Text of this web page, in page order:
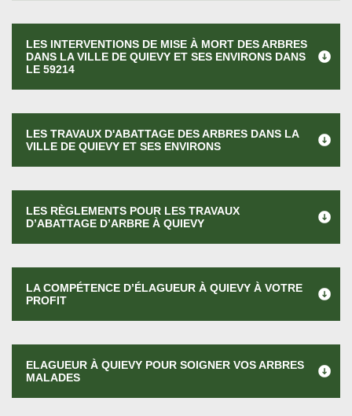
LES INTERVENTIONS DE MISE À MORT DES ARBRES
DANS LA VILLE DE QUIEVY ET SES ENVIRONS DANS
LE 59214
LES TRAVAUX D'ABATTAGE DES ARBRES DANS LA
VILLE DE QUIEVY ET SES ENVIRONS
LES RÈGLEMENTS POUR LES TRAVAUX
D’ABATTAGE D’ARBRE À QUIEVY
LA COMPÉTENCE D’ÉLAGUEUR À QUIEVY À VOTRE
PROFIT
ELAGUEUR À QUIEVY POUR SOIGNER VOS ARBRES
MALADES